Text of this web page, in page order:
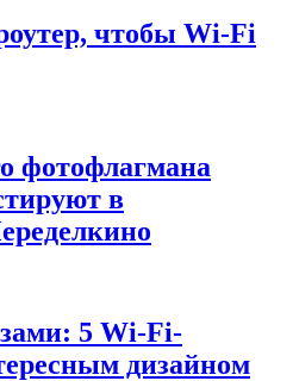
чтобы Wi-Fi
фотофлагмана
в
5 Wi-Fi-
дизайном